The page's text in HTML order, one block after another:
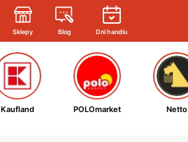
Sklepy Blog Dni handlu
Kaufland POLOmarket Netto